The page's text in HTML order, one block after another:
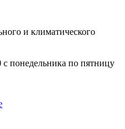
и климатического
с понедельника по пятницу